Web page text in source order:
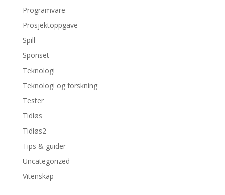
Programvare
Prosjektoppgave
Spill
Sponset
Teknologi
Teknologi og forskning
Tester
Tidløs
Tidløs2
Tips & guider
Uncategorized
Vitenskap